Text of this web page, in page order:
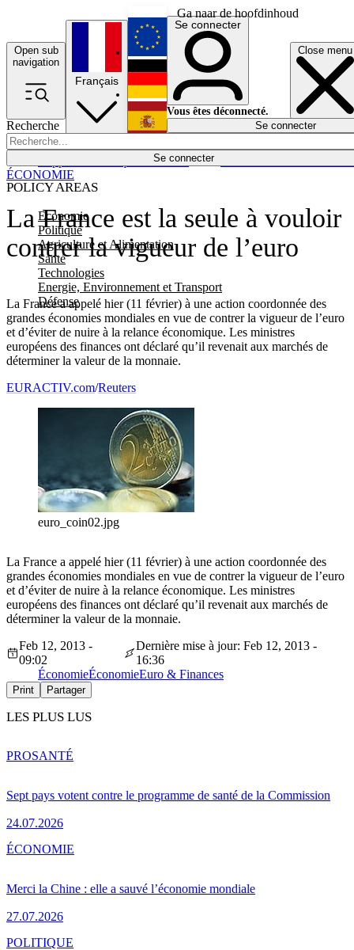
Ga naar de hoofdinhoud
Open sub
navigation
Close menu
Recherche
Se connecter
POLICY AREAS
Economie
Politique
Agriculture et Alimentation
Santé
Technologies
Energie, Environnement et Transport
Défense
Économie
Français
English
Deutsch
Español
Se connecter
Vous êtes déconnecté.
Se connecter
La France est la seule à vouloir
contrer la vigueur de l’euro
La France a appelé hier (11 février) à une action coordonnée des
grandes économies mondiales en vue de contrer la vigueur de l’euro
et d’éviter de nuire à la relance économique. Les ministres
européens des finances ont déclaré qu’il revenait aux marchés de
déterminer la valeur de la monnaie.
ÉCONOMIE
EURACTIV.com/Reuters
euro_coin02.jpg
La France a appelé hier (11 février) à une action coordonnée des
grandes économies mondiales en vue de contrer la vigueur de l’euro
et d’éviter de nuire à la relance économique. Les ministres
européens des finances ont déclaré qu’il revenait aux marchés de
déterminer la valeur de la monnaie.
Feb 12, 2013 -
09:02
Dernière mise à jour: Feb 12, 2013 -
16:36
ÉconomieÉconomieEuro & Finances
Print Partager
LES PLUS LUS
Sept pays votent contre le programme de santé de la Commission
24.07.2026
PROSANTÉ
Merci la Chine : elle a sauvé l’économie mondiale
27.07.2026
ÉCONOMIE
POLITIQUE